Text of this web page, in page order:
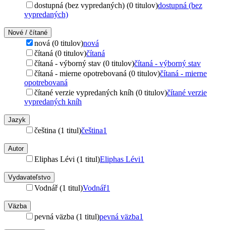
dostupná (bez vypredaných) (0 titulov)dostupná (bez
vypredaných)
Nové / čítané
nová (0 titulov)nová
čítaná (0 titulov)čítaná
čítaná - výborný stav (0 titulov)čítaná - výborný stav
čítaná - mierne opotrebovaná (0 titulov)čítaná - mierne
opotrebovaná
čítané verzie vypredaných kníh (0 titulov)čítané verzie
vypredaných kníh
Jazyk
čeština (1 titul)čeština1
Autor
Eliphas Lévi (1 titul)Eliphas Lévi1
Vydavateľstvo
Vodnář (1 titul)Vodnář1
Väzba
pevná väzba (1 titul)pevná väzba1